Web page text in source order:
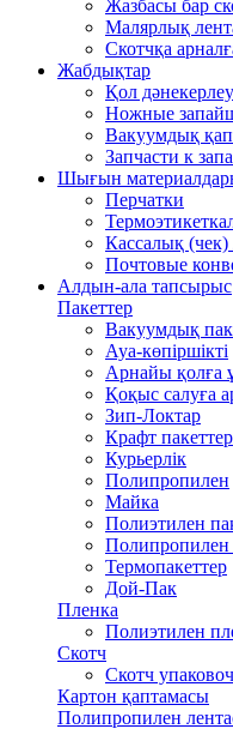
Жазбасы бар
Малярлық
Скотчқа
Жабдықтар
Қол
Ножные
Вакуумдық
Запчасти к
Шығын
Перчатки
Кассалық (чек)
Почтовые
Алдын-ала тапсырыс
Пакеттер
Вакуумдық
Ауа-көпіршікті
Арнайы қолға
Қоқыс салуға
Зип-Локтар
Крафт пакеттер
Курьерлік
Полипропилен
Майка
Полиэтилен
Полипропилен
Термопакеттер
Дой-Пак
Пленка
Полиэтилен
Скотч
Скотч
Картон қаптамасы
Полипропилен